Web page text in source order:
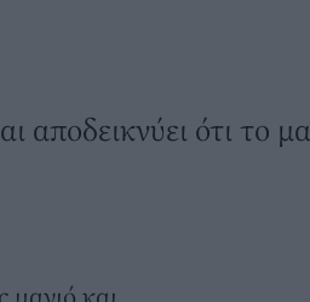
αποδεικνύει ότι το